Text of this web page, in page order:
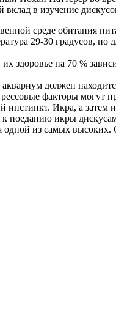
в изучение
среде обитания
29-30 градусов,
здоровье на 70 %
должен
факторы могут
инстинкт. Икра, а затем
к поеданию икры
одной из самых